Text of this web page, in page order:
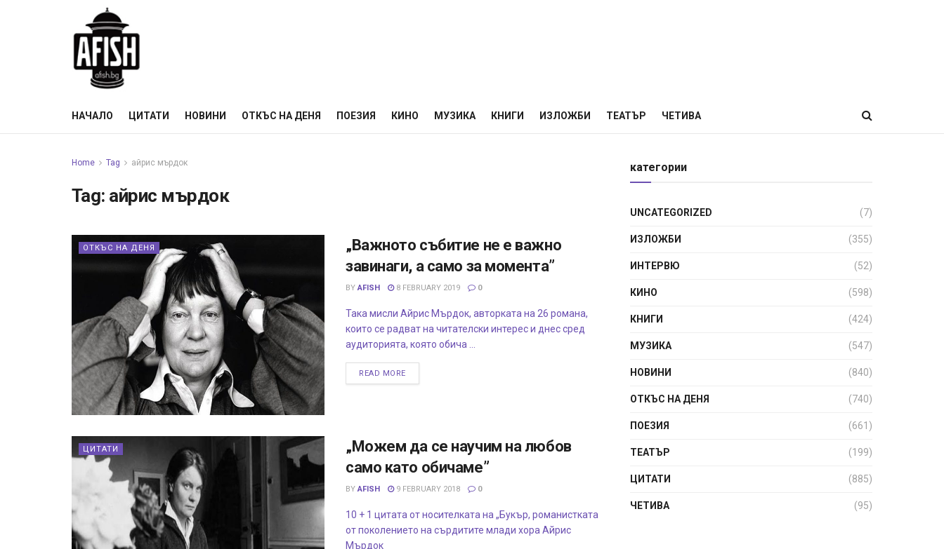
НАЧАЛО ЦИТАТИ НОВИНИ ОТКЪС НА ДЕНЯ ПОЕЗИЯ КИНО МУЗИКА КНИГИ ИЗЛОЖБИ ТЕАТЪР ЧЕТИВА
Home Tag айрис мърдок
Tag: айрис мърдок
ОТКЪС НА ДЕНЯ
„Важното събитие не е важно
завинаги, а само за момента”
BY AFISH 8 FEBRUARY 2019 0
Така мисли Айрис Мърдок, авторката на 26 романа,
които се радват на читателски интерес и днес сред
аудиторията, която обича ...
READ MORE
ЦИТАТИ
„Можем да се научим на любов
само като обичаме”
BY AFISH 9 FEBRUARY 2018 0
10 + 1 цитата от носителката на „Букър, романистката
от поколението на сърдитите млади хора Айрис
Мърдок
категории
UNCATEGORIZED (7)
ИЗЛОЖБИ (355)
ИНТЕРВЮ (52)
КИНО (598)
КНИГИ (424)
МУЗИКА (547)
НОВИНИ (840)
ОТКЪС НА ДЕНЯ (740)
ПОЕЗИЯ (661)
ТЕАТЪР (199)
ЦИТАТИ (885)
ЧЕТИВА (95)